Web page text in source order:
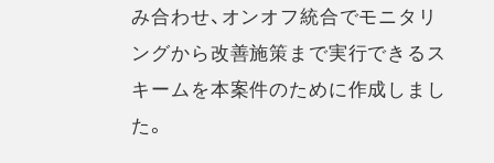
み合わせ、オンオフ統合でモニタリ
ングから改善施策まで実行できるス
キームを本案件のために作成しまし
た。